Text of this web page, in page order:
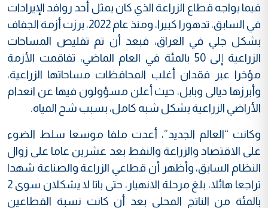
فيما يواجه قطاع الزراعة الذي كان يمثل أحد روافد الإيرادات
في السابق، تدهورا كبيرا، ومنذ عام 2022، برزت أزمة الجفاف
بشكل جلي في العراق، فبعد أن تم تقليص المساحات
الزراعية إلى 50 بالمئة في العام الماضي، تفاقمت الأزمة
مؤخرا عبر فقدان أغلب المحافظات مساحاتها الزراعية،
وأبرزها ديالى وبابل، حيث أعلن مسؤولون فيها عن انعدام
الأراضي الزراعية بشكل شبه كامل، بسبب شح المياه.
وكانت “العالم الجديد”، أعدت ملفا موسعا سلط الضوء
على الاقتصاد والزراعة والنفط بعد عشرين عاما على زوال
النظام السابق، وأظهر أن قطاعي الزراعة والصناعة شهدا
تراجعا هائلا، بلغ مرحلة الانهيار، حتى باتا لا يشكلان سوى 2
بالمئة من الناتج المحلي بعد أن كانت نسبة القطاعين